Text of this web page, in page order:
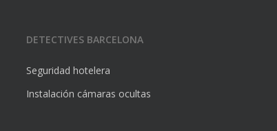
DETECTIVES BARCELONA
Seguridad hotelera
Instalación cámaras ocultas